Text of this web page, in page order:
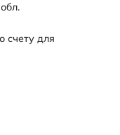
счету для